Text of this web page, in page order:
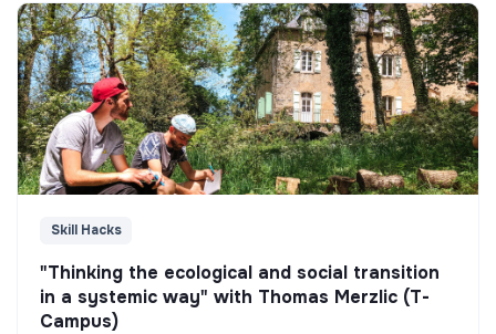
Skill Hacks
"Thinking the ecological and social transition
in a systemic way" with Thomas Merzlic (T-
Campus)